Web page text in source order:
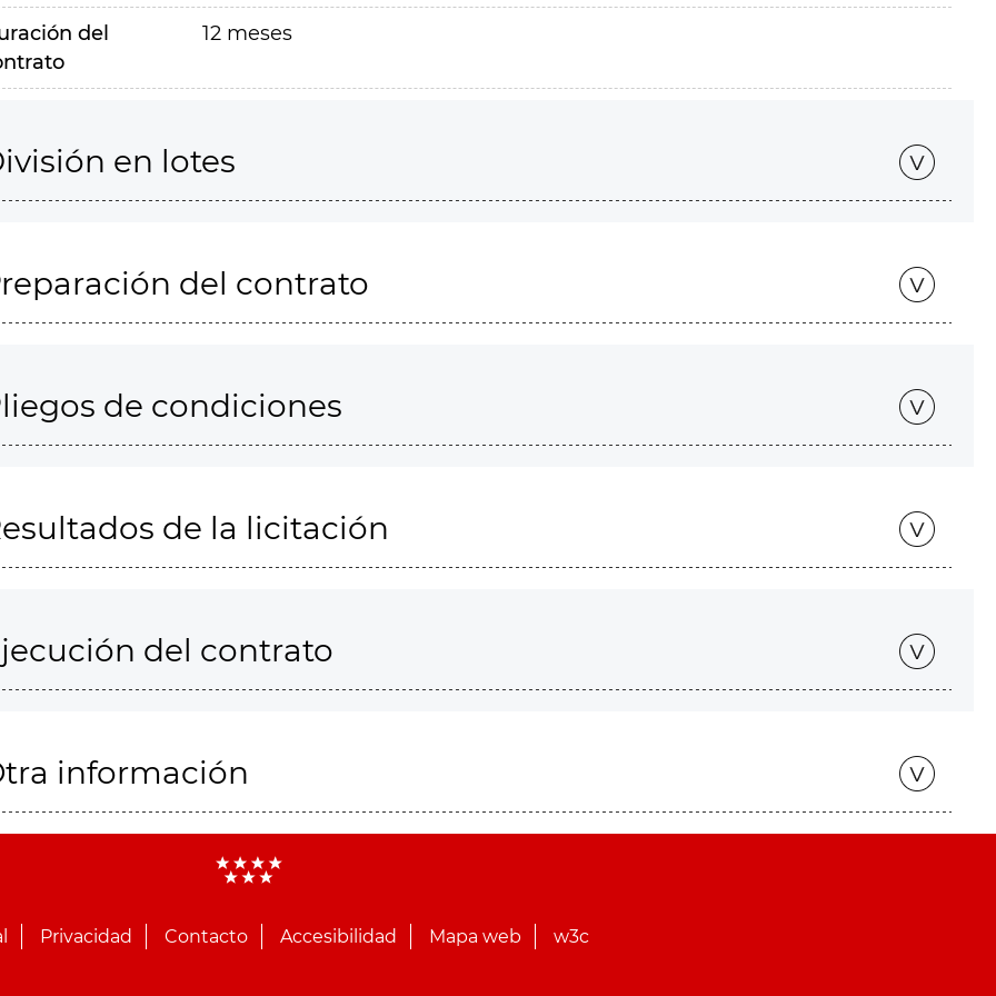
del
12 meses
en lotes
del contrato
de condiciones
de la licitación
del contrato
información
Privacidad Contacto Accesibilidad Mapa web w3c